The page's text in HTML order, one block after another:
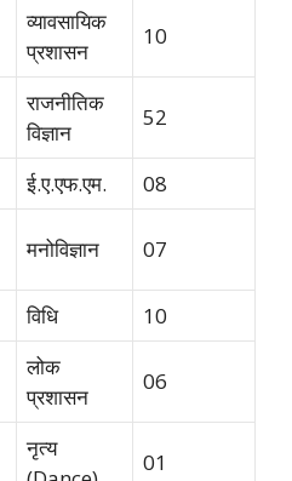
व्यावसायिक
प्रशासन
10
राजनीतिक
विज्ञान
52
ई.ए.एफ.एम.
08
मनोविज्ञान 07
विधि
10
लोक
प्रशासन
06
नृत्य
01